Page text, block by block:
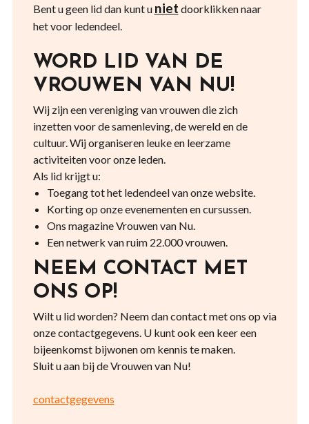
Bent u geen lid dan kunt u niet doorklikken naar
het voor ledendeel.
WORD LID VAN DE
VROUWEN VAN NU!
Wij zijn een vereniging van vrouwen die zich
inzetten voor de samenleving, de wereld en de
cultuur. Wij organiseren leuke en leerzame
activiteiten voor onze leden.
Als lid krijgt u:
Toegang tot het ledendeel van onze website.
Korting op onze evenementen en cursussen.
Ons magazine Vrouwen van Nu.
Een netwerk van ruim 22.000 vrouwen.
NEEM CONTACT MET
ONS OP!
Wilt u lid worden? Neem dan contact met ons op via
onze contactgegevens. U kunt ook een keer een
bijeenkomst bijwonen om kennis te maken.
Sluit u aan bij de Vrouwen van Nu!
contactgegevens